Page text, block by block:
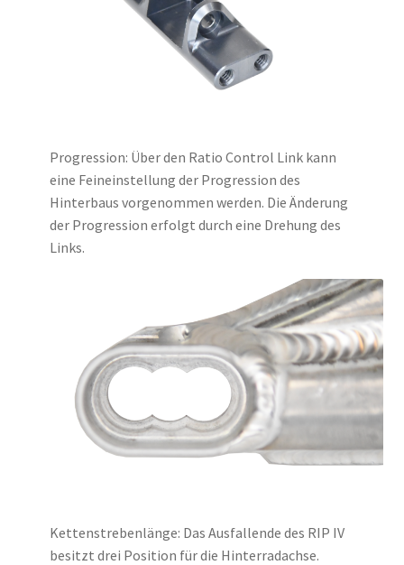
Progression: Über den Ratio Control Link kann
eine Feineinstellung der Progression des
Hinterbaus vorgenommen werden. Die Änderung
der Progression erfolgt durch eine Drehung des
Links.
Kettenstrebenlänge: Das Ausfallende des RIP IV
besitzt drei Position für die Hinterradachse.